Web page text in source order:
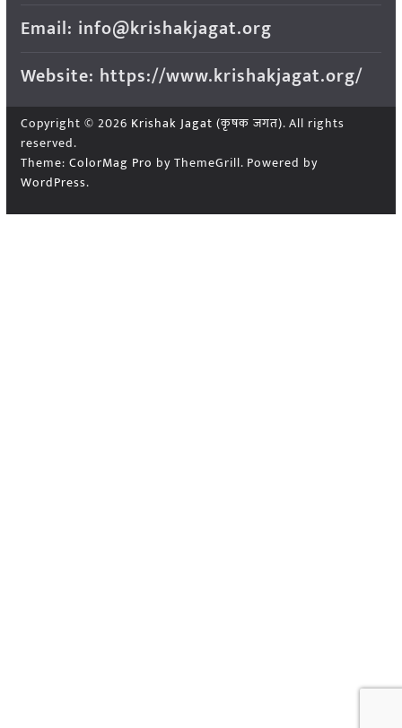
Email: info@krishakjagat.org
Website: https://www.krishakjagat.org/
Copyright © 2026 Krishak Jagat (कृषक जगत). All rights
reserved.
Theme: ColorMag Pro by ThemeGrill. Powered by
WordPress.